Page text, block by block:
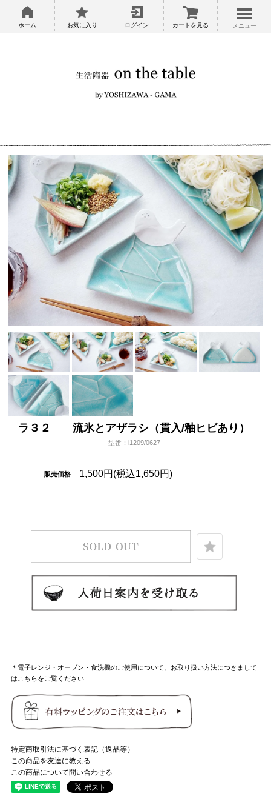
ホーム お気に入り ログイン カートを見る メニュー
ラ３２ 流氷とアザラシ（貫入/釉ヒビあり）
型番：i1209/0627
販売価格 1,500円(税込1,650円)
＊電子レンジ・オーブン・食洗機のご使用について、お取り扱い方法につきまして
はこちらをご覧ください
特定商取引法に基づく表記（返品等）
この商品を友達に教える
この商品について問い合わせる